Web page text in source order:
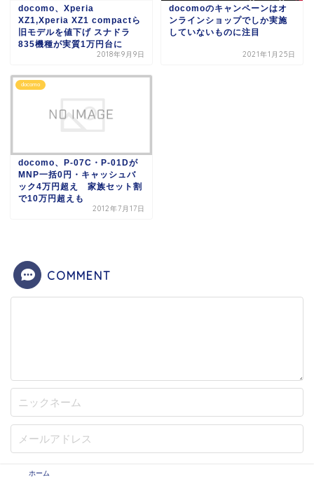
docomo、Xperia
XZ1,Xperia XZ1 compactら
旧モデルを値下げ スナドラ
835機種が実質1万円台に
2018年9月9日
docomoのキャンペーンはオ
ンラインショップでしか実施
していないものに注目
2021年1月25日
docomo
docomo、P-07C・P-01Dが
MNP一括0円・キャッシュバ
ック4万円超え 家族セット割
で10万円超えも
2012年7月17日
COMMENT
次回のコメントで使用するためブラウザーに自分の名
ホーム